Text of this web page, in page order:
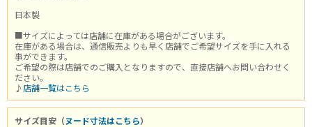
日本製
■サイズによっては店舗に在庫がある場合がございます。
在庫がある場合は、通信販売よりも早く店舗でご希望サイズを手に入れる
事ができます。
ご希望の際は店舗でのご購入となりますので、直接店舗へお問い合わせく
ださい。
♪ 店舗一覧はこちら
サイズ目安（ヌード寸法はこちら）